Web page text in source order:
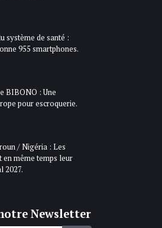
système de santé :
955 smartphones.
BIBONO : Une
pour escroquerie.
/ Nigéria : Les
même temps leur
2027.
Newsletter